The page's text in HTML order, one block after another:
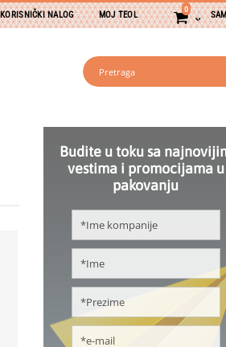
NALOG MOJ TEOL
CART
0PROIZVODA
Pretraga
Budite u toku sa
vestima i promocijama u
pakovanju